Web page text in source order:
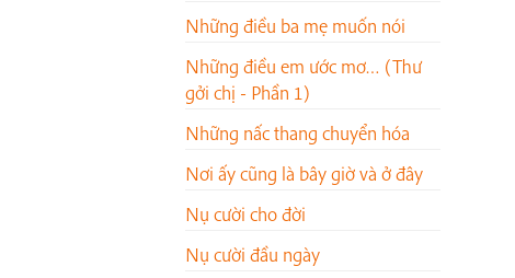
Những điều ba mẹ muốn nói
Những điều em ước mơ… (Thư
gởi chị - Phần 1)
Những nấc thang chuyển hóa
Nơi ấy cũng là bây giờ và ở đây
Nụ cười cho đời
Nụ cười đầu ngày